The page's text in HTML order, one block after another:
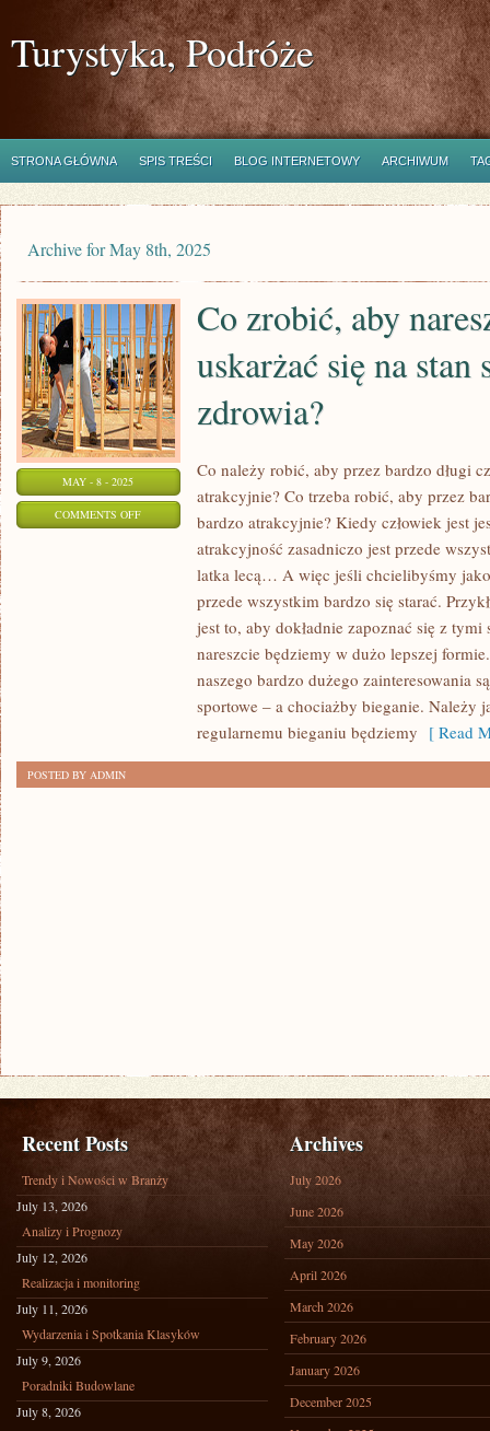
Turystyka, Podróże
STRONA GŁÓWNA SPIS TREŚCI BLOG INTERNETOWY ARCHIWUM
Archive for May 8th, 2025
MAY - 8 - 2025
COMMENTS OFFON
NARESZCIE
USKARŻAĆ
STAN
SWOJEGO
Co zrobić, aby
uskarżać się na stan
zdrowia?
Co należy robić, aby przez bardzo długi
atrakcyjnie? Co trzeba robić, aby przez
bardzo atrakcyjnie? Kiedy człowiek jest
atrakcyjność zasadniczo jest przede
latka lecą… A więc jeśli chcielibyśmy
przede wszystkim bardzo się starać.
jest to, aby dokładnie zapoznać się z
nareszcie będziemy w dużo lepszej
naszego bardzo dużego zainteresowania
sportowe – a chociażby bieganie. Należy
regularnemu bieganiu będziemy [ Read
POSTED BY ADMIN
Recent Posts
Trendy i Nowości w Branży
July 13, 2026
Analizy i Prognozy
July 12, 2026
Realizacja i monitoring
July 11, 2026
Wydarzenia i Spotkania Klasyków
July 9, 2026
Poradniki Budowlane
July 8, 2026
Archives
July 2026
June 2026
May 2026
April 2026
March 2026
February 2026
January 2026
December 2025